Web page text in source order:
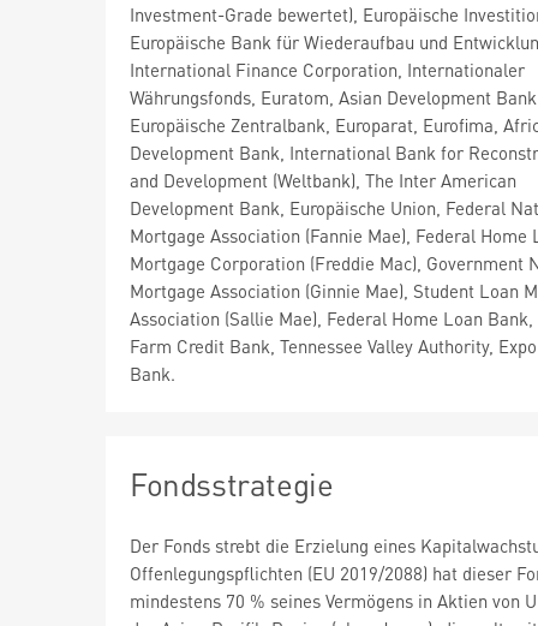
Investment-Grade bewertet), Europäische
Europäische Bank für Wiederaufbau und
International Finance Corporation, Internationaler
Währungsfonds, Euratom, Asian Development
Europäische Zentralbank, Europarat, Eurofima,
Development Bank, International Bank for
and Development (Weltbank), The Inter American
Development Bank, Europäische Union, Federal
Mortgage Association (Fannie Mae), Federal Home
Mortgage Corporation (Freddie Mac), Government
Mortgage Association (Ginnie Mae), Student Loan
Association (Sallie Mae), Federal Home Loan
Farm Credit Bank, Tennessee Valley Authority,
Bank.
Fondsstrategie
Der Fonds strebt die Erzielung eines
Offenlegungspflichten (EU 2019/2088) hat dieser
mindestens 70 % seines Vermögens in Aktien